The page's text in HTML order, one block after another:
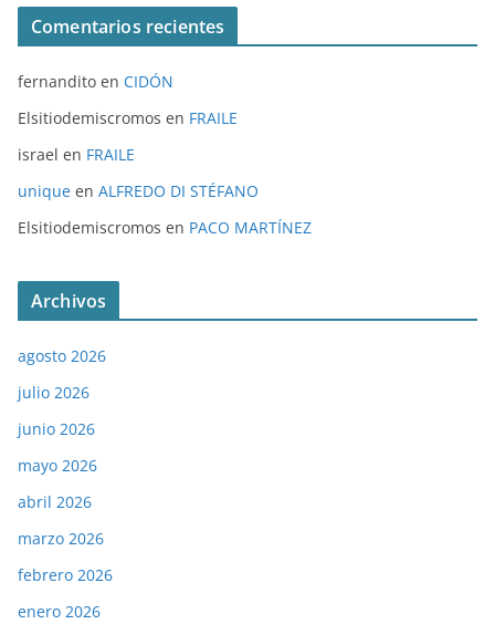
Comentarios recientes
fernandito en CIDÓN
Elsitiodemiscromos en FRAILE
israel en FRAILE
unique en ALFREDO DI STÉFANO
Elsitiodemiscromos en PACO MARTÍNEZ
Archivos
agosto 2026
julio 2026
junio 2026
mayo 2026
abril 2026
marzo 2026
febrero 2026
enero 2026